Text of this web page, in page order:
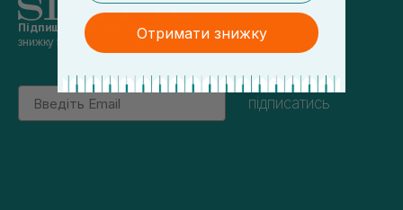
Підпишись на наші новинита отримуй
знижку 5% на перше замовлення
Email
підписатись
Отримати знижку